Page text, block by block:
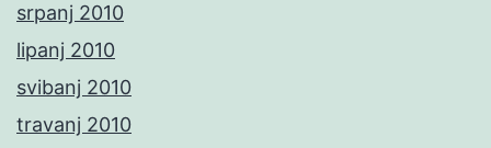
srpanj 2010
lipanj 2010
svibanj 2010
travanj 2010